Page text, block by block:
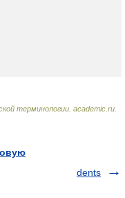
терминологии academic.ru
dents